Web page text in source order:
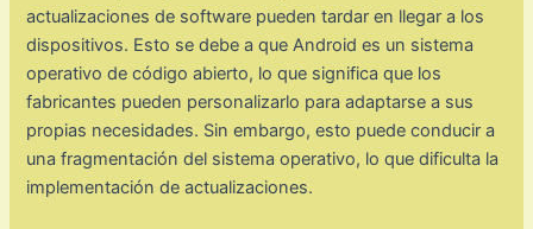
actualizaciones de software pueden tardar en llegar a los
dispositivos. Esto se debe a que Android es un sistema
operativo de código abierto, lo que significa que los
fabricantes pueden personalizarlo para adaptarse a sus
propias necesidades. Sin embargo, esto puede conducir a
una fragmentación del sistema operativo, lo que dificulta la
implementación de actualizaciones.